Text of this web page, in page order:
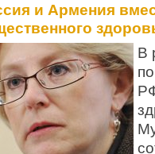
и Армения
В